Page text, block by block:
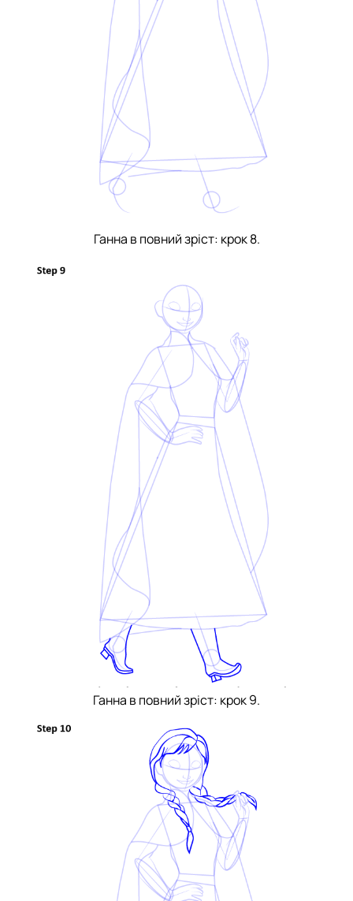
Ганна в повний зріст: крок 8.
Ганна в повний зріст: крок 9.